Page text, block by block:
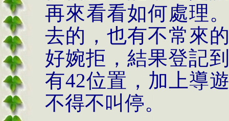
再來看看如何處理
去的，也有不常來
好婉拒，結果登記
有42位置，加上導
不得不叫停。